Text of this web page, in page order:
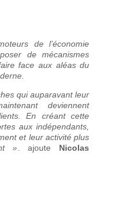
de l’économie
de mécanismes
face aux aléas du
qui auparavant leur
deviennent
En créant cette
aux indépendants,
et leur activité plus
» . ajoute Nicolas